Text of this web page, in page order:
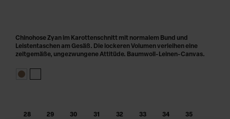
28 29 30 31 32 33 34 35
Chinohose Zyan im Karottenschnitt mit normalem Bund und
Leistentaschen am Gesäß. Die lockeren Volumen verleihen eine
zeitgemäße, ungezwungene Attitüde. Baumwoll-Leinen-Canvas.